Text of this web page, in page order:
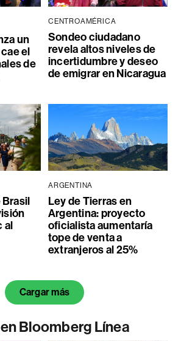
un
el
de
CENTROAMÉRICA
Sondeo ciudadano
revela altos niveles de
incertidumbre y deseo
de emigrar en Nicaragua
al
ARGENTINA
Ley de Tierras en
Argentina: proyecto
oficialista aumentaría
tope de venta a
extranjeros al 25%
Cargar más
Bloomberg Línea